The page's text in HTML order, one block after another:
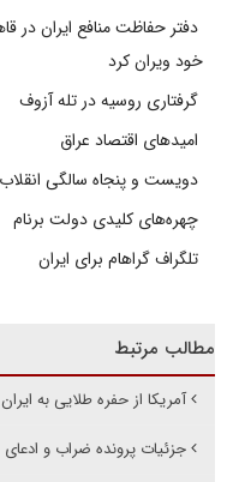
دفتر حفاظت منافع ایران در
خود ویران کرد
گرفتاری روسیه در تله آزوف
امیدهای اقتصاد عراق
دویست و پنجاه سالگی انقلاب
چهره‌های کلیدی دولت برنام
تلگراف گراهام برای ایران
مطالب مرتبط
آمریکا از حفره طلایی به
جزئیات پرونده ضراب و ادعای